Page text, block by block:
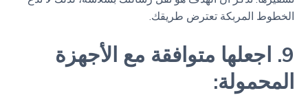
الخطوط المربكة تعترض طريقك.
9. اجعلها متوافقة مع الأجهزة
المحمولة: